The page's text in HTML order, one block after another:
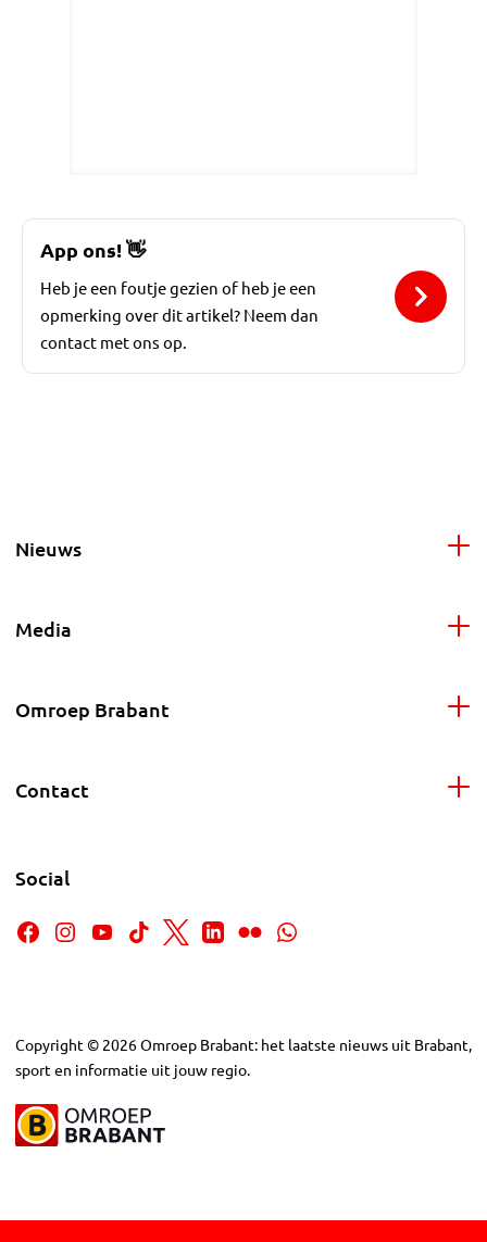
App ons!👋
Heb je een foutje gezien of heb je een
opmerking over dit artikel? Neem dan
contact met ons op.
Nieuws
Media
Omroep Brabant
Contact
Social
Copyright © 2026Omroep Brabant: het laatste nieuws uit Brabant,
sport en informatie uit jouw regio.